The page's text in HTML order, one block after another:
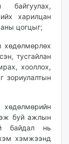
байгуулах,
харилцан
цогцыг;
хөдөлмөрлөх
тусгайлан
хооллох,
зориулалтын
хөдөлмөрийн
буй ажлын
байдал нь
хэмжээнд